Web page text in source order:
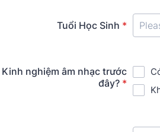
Tuổi Học Sinh *
Kinh nghiệm âm nhạc trước
đây? *